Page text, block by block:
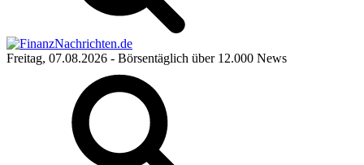
Freitag, 07.08.2026 - Börsentäglich über 12.000 News